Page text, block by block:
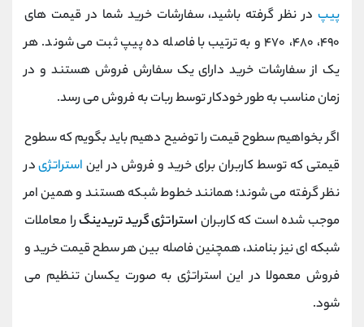
پیپ در نظر گرفته باشید، سفارشات خرید شما در قیمت ‌های
۴۹۰، ۴۸۰، ۴۷۰ و به ‌ترتیب با فاصله ده پیپ ثبت می ‌شوند. هر
یک از سفارشات خرید دارای یک سفارش فروش هستند و در
زمان مناسب به ‌طور خودکار توسط ربات به فروش می ‌رسد.
اگر بخواهیم سطوح قیمت را توضیح دهیم باید بگویم که سطوح
قیمتی که توسط کاربران برای خرید و فروش در این استراتژیدر
نظر گرفته می شوند؛ همانند خطوط شبکه هستند و همین امر
موجب شده است که کاربران استراتژی گرید تریدینگرا معاملات
شبکه ای نیز بنامند، همچنین فاصله بین هر سطح قیمت خرید و
فروش معمولا در این استراتژی به صورت یکسان تنظیم می
شود.